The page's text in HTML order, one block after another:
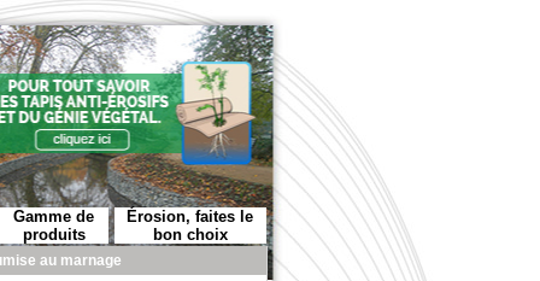
Gamme de
produits
Érosion, faites le
bon choix
au marnage